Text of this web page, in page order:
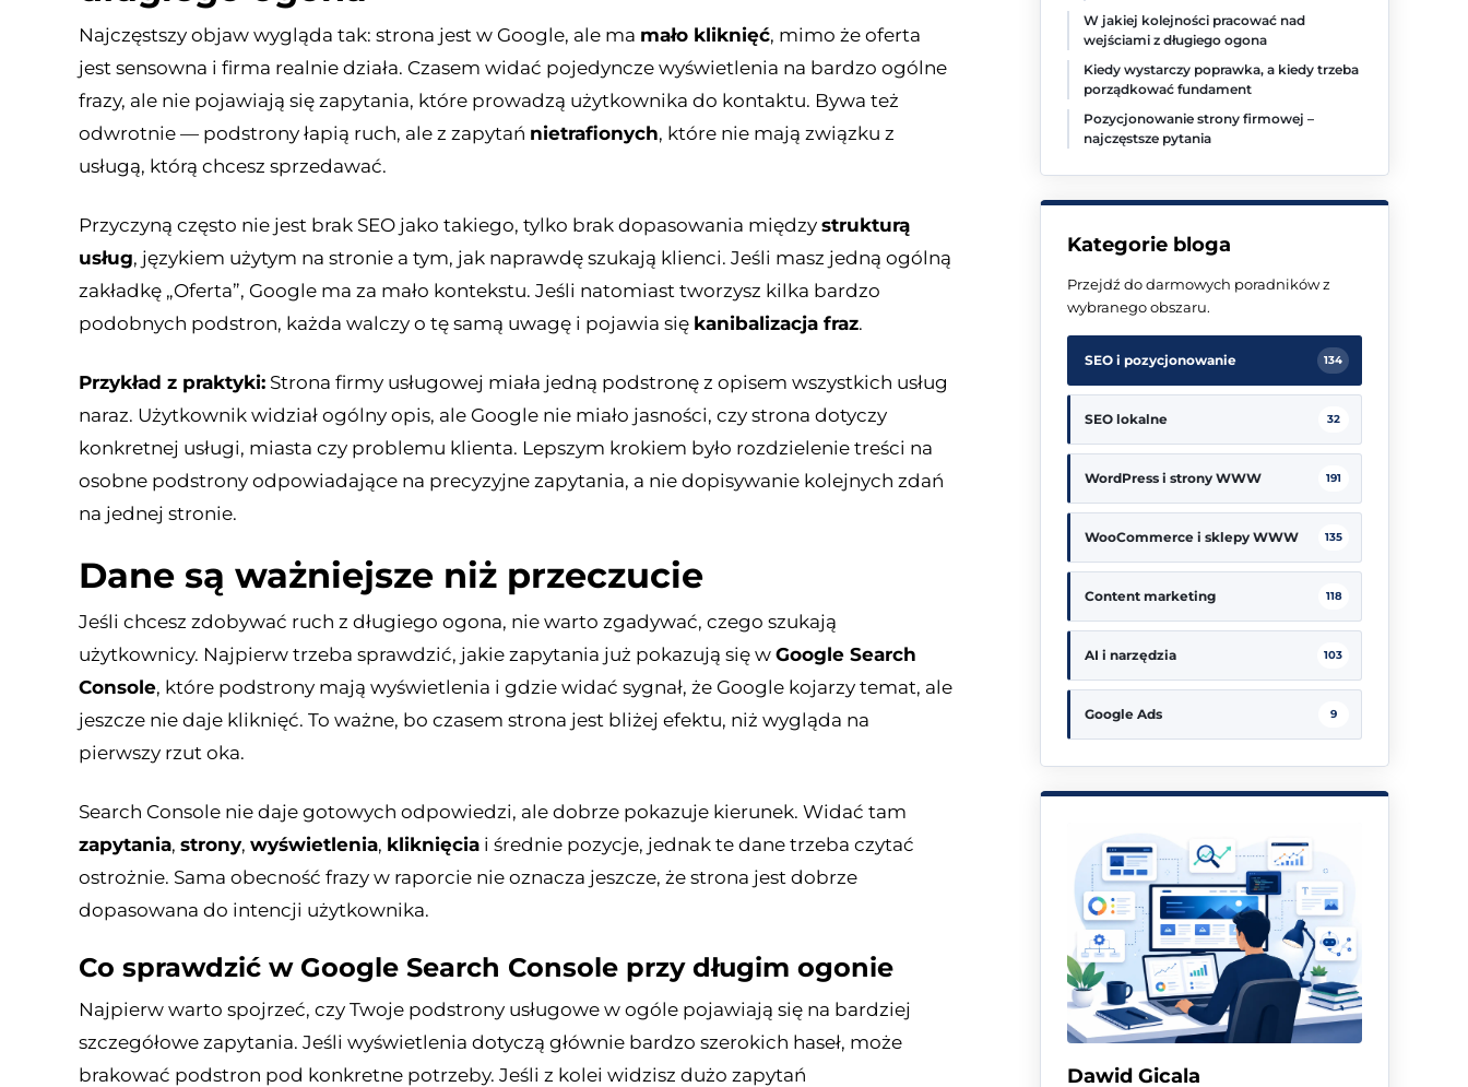
Najczęstszy objaw wygląda tak: strona jest w Google, ale ma mało kliknięć, mimo że oferta
jest sensowna i firma realnie działa. Czasem widać pojedyncze wyświetlenia na bardzo ogólne
frazy, ale nie pojawiają się zapytania, które prowadzą użytkownika do kontaktu. Bywa też
odwrotnie — podstrony łapią ruch, ale z zapytań nietrafionych, które nie mają związku z
usługą, którą chcesz sprzedawać.
Przyczyną często nie jest brak SEO jako takiego, tylko brak dopasowania między strukturą
usług, językiem użytym na stronie a tym, jak naprawdę szukają klienci. Jeśli masz jedną ogólną
zakładkę „Oferta”, Google ma za mało kontekstu. Jeśli natomiast tworzysz kilka bardzo
podobnych podstron, każda walczy o tę samą uwagę i pojawia się kanibalizacja fraz.
Przykład z praktyki: Strona firmy usługowej miała jedną podstronę z opisem wszystkich usług
naraz. Użytkownik widział ogólny opis, ale Google nie miało jasności, czy strona dotyczy
konkretnej usługi, miasta czy problemu klienta. Lepszym krokiem było rozdzielenie treści na
osobne podstrony odpowiadające na precyzyjne zapytania, a nie dopisywanie kolejnych zdań
na jednej stronie.
Dane są ważniejsze niż przeczucie
Jeśli chcesz zdobywać ruch z długiego ogona, nie warto zgadywać, czego szukają
użytkownicy. Najpierw trzeba sprawdzić, jakie zapytania już pokazują się w Google Search
Console, które podstrony mają wyświetlenia i gdzie widać sygnał, że Google kojarzy temat, ale
jeszcze nie daje kliknięć. To ważne, bo czasem strona jest bliżej efektu, niż wygląda na
pierwszy rzut oka.
Search Console nie daje gotowych odpowiedzi, ale dobrze pokazuje kierunek. Widać tam
zapytania, strony, wyświetlenia, kliknięcia i średnie pozycje, jednak te dane trzeba czytać
ostrożnie. Sama obecność frazy w raporcie nie oznacza jeszcze, że strona jest dobrze
dopasowana do intencji użytkownika.
Co sprawdzić w Google Search Console przy długim ogonie
Najpierw warto spojrzeć, czy Twoje podstrony usługowe w ogóle pojawiają się na bardziej
szczegółowe zapytania. Jeśli wyświetlenia dotyczą głównie bardzo szerokich haseł, może
brakować podstron pod konkretne potrzeby. Jeśli z kolei widzisz dużo zapytań
W jakiej kolejności pracować nad
wejściami z długiego ogona
Kiedy wystarczy poprawka, a kiedy trzeba
porządkować fundament
Pozycjonowanie strony firmowej –
najczęstsze pytania
Kategorie bloga
Przejdź do darmowych poradników z
wybranego obszaru.
SEO i pozycjonowanie 134
SEO lokalne 32
WordPress i strony WWW 191
WooCommerce i sklepy WWW 135
Content marketing 118
AI i narzędzia 103
Google Ads 9
Dawid Gicala